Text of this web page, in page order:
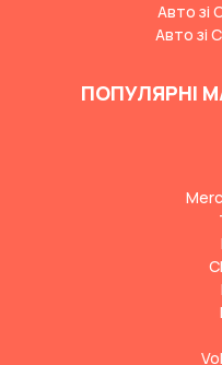
Авто зі
Авто зі
ПОПУЛЯРНІ